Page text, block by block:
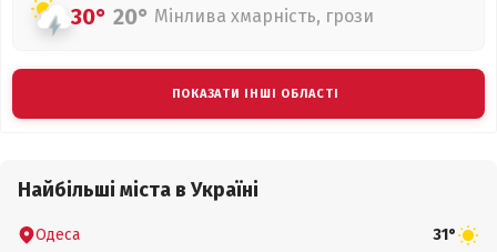
30° 20° Мінлива хмарність, грози
ПОКАЗАТИ ІНШІ ОБЛАСТІ
Найбільші міста в Україні
Одеса 31°